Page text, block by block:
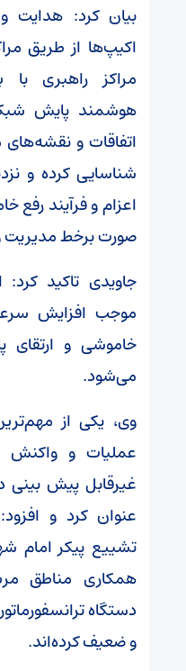
بیان کرد: هدایت
اکیپ‌ها از طریق
مراکز راهبری با
هوشمند پایش
اتفاقات و نقشه‌های
شناسایی کرده و
اعزام و فرآیند رفع
صورت برخط مدیریت
️جاویدی تاکید
موجب افزایش
خاموشی و ارتقای
می‌شود.
️وی، یکی از
عملیات و واکنش
غیرقابل پیش
عنوان کرد و
تشییع پیکر امام
دستگاه
و ضعیف کرده‌اند.